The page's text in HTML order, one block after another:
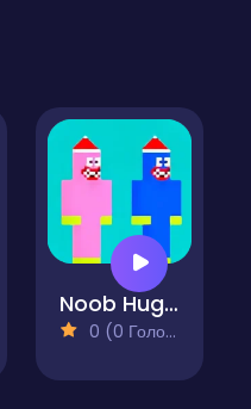
Noob Huggy Kissiy
0 (0 Голосів)